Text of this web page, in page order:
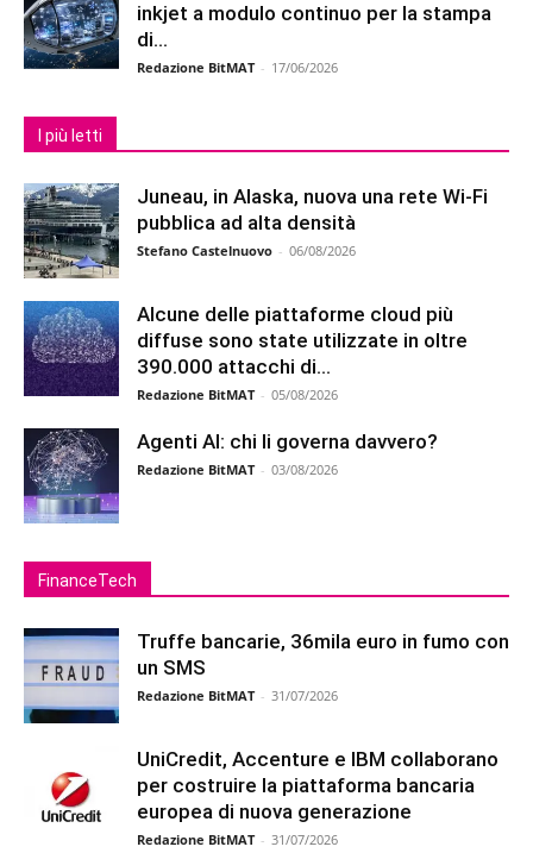
inkjet a modulo continuo per la stampa
di...
Redazione BitMAT - 17/06/2026
I più letti
Juneau, in Alaska, nuova una rete Wi-Fi
pubblica ad alta densità
Stefano Castelnuovo - 06/08/2026
Alcune delle piattaforme cloud più
diffuse sono state utilizzate in oltre
390.000 attacchi di...
Redazione BitMAT - 05/08/2026
Agenti AI: chi li governa davvero?
Redazione BitMAT - 03/08/2026
FinanceTech
Truffe bancarie, 36mila euro in fumo con
un SMS
Redazione BitMAT - 31/07/2026
UniCredit, Accenture e IBM collaborano
per costruire la piattaforma bancaria
europea di nuova generazione
Redazione BitMAT - 31/07/2026